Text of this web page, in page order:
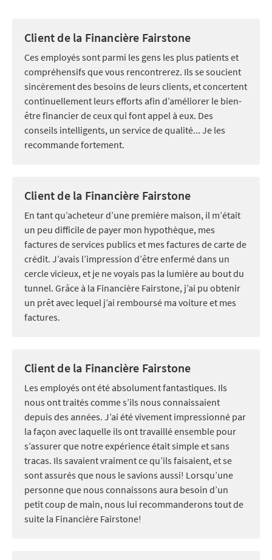
Client de la Financière Fairstone
Ces employés sont parmi les gens les plus patients et
compréhensifs que vous rencontrerez. Ils se soucient
sincèrement des besoins de leurs clients, et concertent
continuellement leurs efforts afin d’améliorer le bien-
être financier de ceux qui font appel à eux. Des
conseils intelligents, un service de qualité... Je les
recommande fortement.
Client de la Financière Fairstone
En tant qu’acheteur d’une première maison, il m’était
un peu difficile de payer mon hypothèque, mes
factures de services publics et mes factures de carte de
crédit. J’avais l’impression d’être enfermé dans un
cercle vicieux, et je ne voyais pas la lumière au bout du
tunnel. Grâce à la Financière Fairstone, j’ai pu obtenir
un prêt avec lequel j’ai remboursé ma voiture et mes
factures.
Client de la Financière Fairstone
Les employés ont été absolument fantastiques. Ils
nous ont traités comme s’ils nous connaissaient
depuis des années. J’ai été vivement impressionné par
la façon avec laquelle ils ont travaillé ensemble pour
s’assurer que notre expérience était simple et sans
tracas. Ils savaient vraiment ce qu’ils faisaient, et se
sont assurés que nous le savions aussi! Lorsqu’une
personne que nous connaissons aura besoin d’un
petit coup de main, nous lui recommanderons tout de
suite la Financière Fairstone!